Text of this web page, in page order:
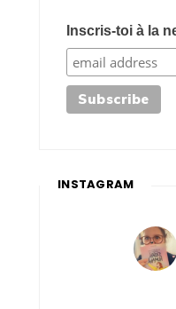
Inscris-toi à la
INSTAGRAM